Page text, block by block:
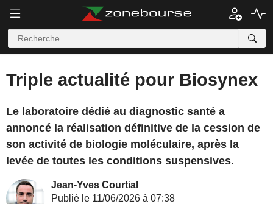
Triple actualité pour Biosynex
Le laboratoire dédié au diagnostic santé a
annoncé la réalisation définitive de la cession de
son activité de biologie moléculaire, après la
levée de toutes les conditions suspensives.
Jean-Yves Courtial
Publié le 11/06/2026 à 07:38